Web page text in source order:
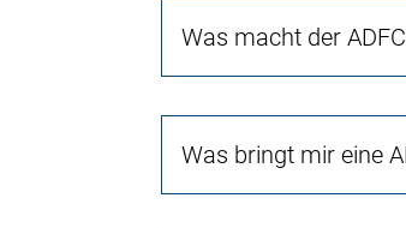
Was macht der
Was bringt mir eine